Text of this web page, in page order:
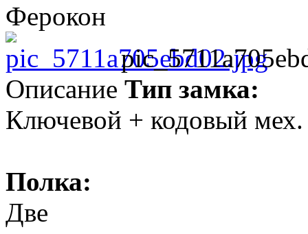
Ферокон
Описание Тип замка:
Ключевой + кодовый мех.
Полка:
Две